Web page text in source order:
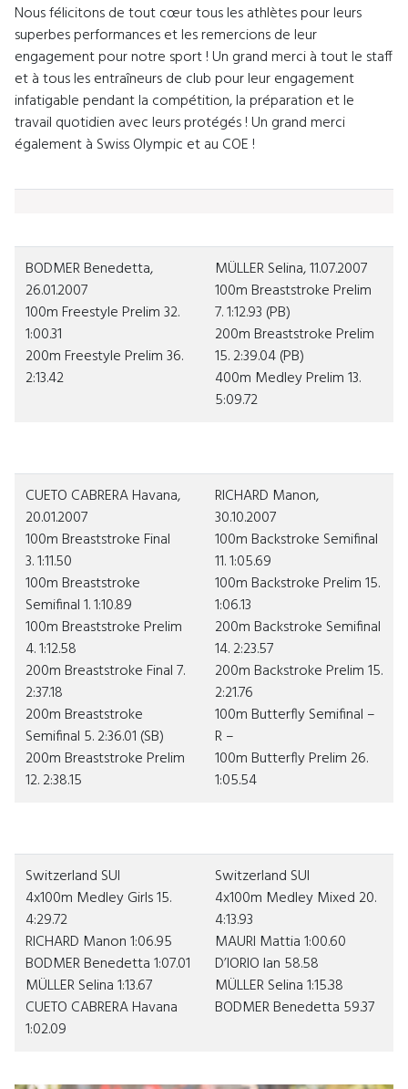
Nous félicitons de tout cœur tous les athlètes pour leurs
superbes performances et les remercions de leur
engagement pour notre sport ! Un grand merci à tout le staff
et à tous les entraîneurs de club pour leur engagement
infatigable pendant la compétition, la préparation et le
travail quotidien avec leurs protégés ! Un grand merci
également à Swiss Olympic et au COE !
BODMER Benedetta,
26.01.2007
100m Freestyle Prelim 32.
1:00.31
200m Freestyle Prelim 36.
2:13.42
MÜLLER Selina, 11.07.2007
100m Breaststroke Prelim
7. 1:12.93 (PB)
200m Breaststroke Prelim
15. 2:39.04 (PB)
400m Medley Prelim 13.
5:09.72
CUETO CABRERA Havana,
20.01.2007
100m Breaststroke Final
3. 1:11.50
100m Breaststroke
Semifinal 1. 1:10.89
100m Breaststroke Prelim
4. 1:12.58
200m Breaststroke Final 7.
2:37.18
200m Breaststroke
Semifinal 5. 2:36.01 (SB)
200m Breaststroke Prelim
12. 2:38.15
RICHARD Manon,
30.10.2007
100m Backstroke Semifinal
11. 1:05.69
100m Backstroke Prelim 15.
1:06.13
200m Backstroke Semifinal
14. 2:23.57
200m Backstroke Prelim 15.
2:21.76
100m Butterfly Semifinal –
R –
100m Butterfly Prelim 26.
1:05.54
Switzerland SUI
4x100m Medley Girls 15.
4:29.72
RICHARD Manon 1:06.95
BODMER Benedetta 1:07.01
MÜLLER Selina 1:13.67
CUETO CABRERA Havana
1:02.09
Switzerland SUI
4x100m Medley Mixed 20.
4:13.93
MAURI Mattia 1:00.60
D’IORIO Ian 58.58
MÜLLER Selina 1:15.38
BODMER Benedetta 59.37